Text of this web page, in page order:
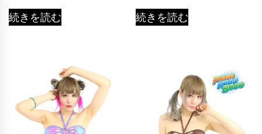
続きを読む 続きを読む